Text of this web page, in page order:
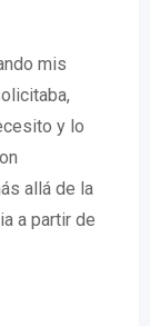
mis
y lo
allá de la
a partir de